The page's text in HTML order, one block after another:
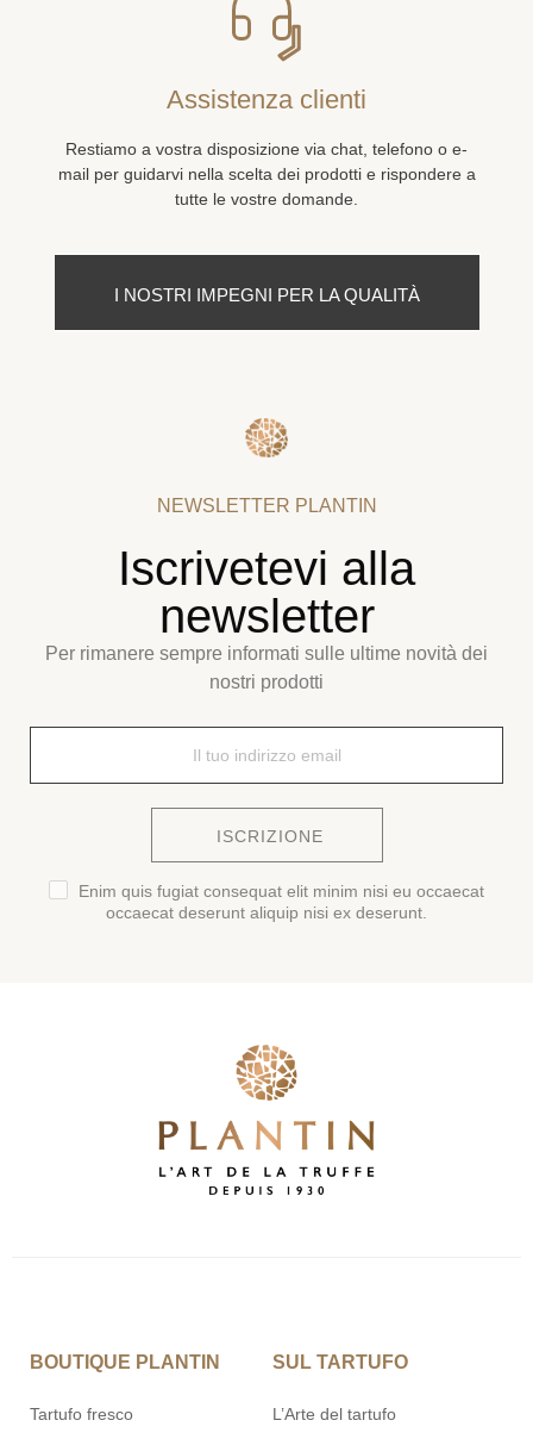
Assistenza clienti
Restiamo a vostra disposizione via chat, telefono o e-
mail per guidarvi nella scelta dei prodotti e rispondere a
tutte le vostre domande.
I NOSTRI IMPEGNI PER LA QUALITÀ
NEWSLETTER PLANTIN
Iscrivetevi alla
newsletter
Per rimanere sempre informati sulle ultime novità dei
nostri prodotti
ISCRIZIONE
Enim quis fugiat consequat elit minim nisi eu occaecat
occaecat deserunt aliquip nisi ex deserunt.
BOUTIQUE PLANTIN
Tartufo fresco
SUL TARTUFO
L’Arte del tartufo